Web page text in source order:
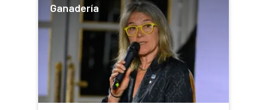
Ganadería